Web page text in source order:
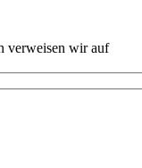
verweisen wir auf